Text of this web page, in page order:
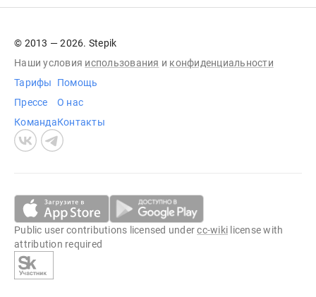
© 2013 — 2026. Stepik
Наши условия использования и конфиденциальности
Тарифы
Прессе
Команда
Помощь
О нас
Контакты
Public user contributions licensed undercc-wiki license with
attribution required